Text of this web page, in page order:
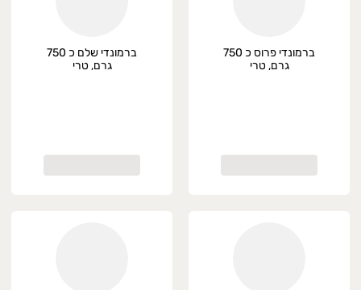
ברמונדי פרוס כ 750
גרם, טרי
ברמונדי שלם כ 750
גרם, טרי